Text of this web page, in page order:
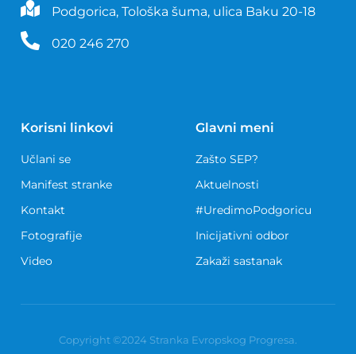
Podgorica, Tološka šuma, ulica Baku 20-18
020 246 270
Korisni linkovi
Učlani se
Manifest stranke
Kontakt
Fotografije
Video
Glavni meni
Zašto SEP?
Aktuelnosti
#UredimoPodgoricu
Inicijativni odbor
Zakaži sastanak
Copyright ©2024 Stranka Evropskog Progresa.